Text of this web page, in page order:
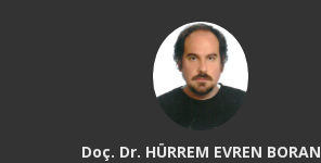
Doç. Dr. HÜRREM EVREN BORAN